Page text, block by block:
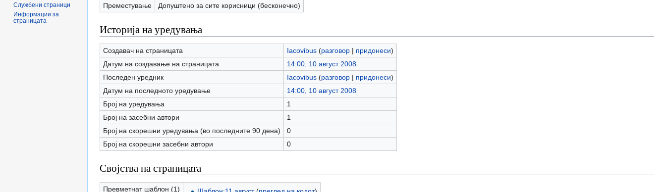
Преместување
Допуштено за сите корисници (бесконечно)
Историја на уредувања
Создавач на страницата Iacovibus (разговор| придонеси)
Датум на создавање на страницата
14:00, 10 август 2008
Последен уредник
Iacovibus (разговор| придонеси)
Датум на последното уредување
14:00, 10 август 2008
Број на уредувања
1
Број на засебни автори
1
Број на скорешни уредувања (во последните 90 дена)
0
Број на скорешни засебни автори
0
Својства на страницата
Превметнат шаблон (1)
Службени страници
Информации за
страницата